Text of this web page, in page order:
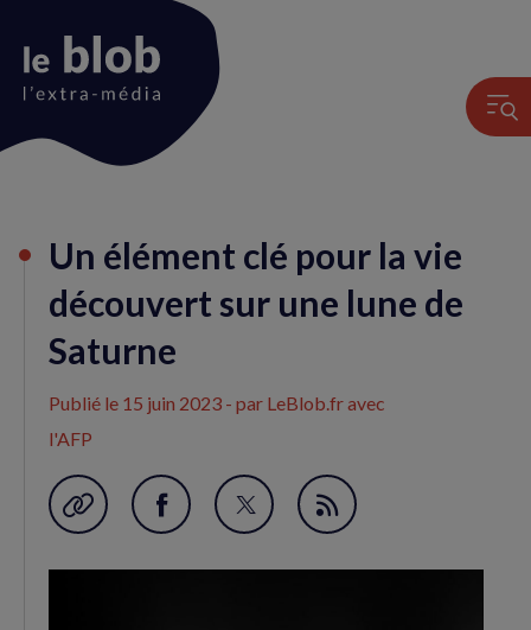
du
Un élément clé pour la vie
découvert sur une lune de
Saturne
Publié le 15 juin 2023 - par LeBlob.fr avec
l'AFP
Garder en favori
Partager
Partager
Flux